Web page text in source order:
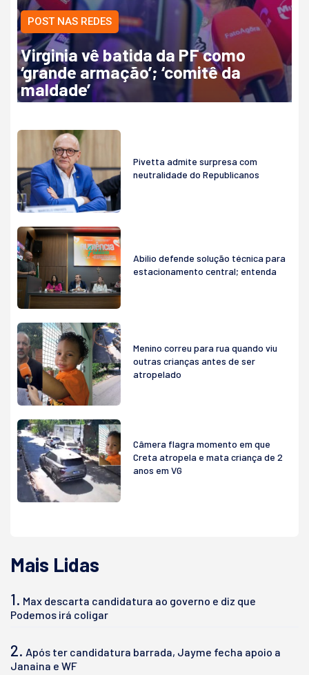
POST NAS REDES
Virginia vê batida da PF como
‘grande armação’; ‘comitê da
maldade’
Pivetta admite surpresa com
neutralidade do Republicanos
Abilio defende solução técnica para
estacionamento central; entenda
Menino correu para rua quando viu
outras crianças antes de ser
atropelado
Câmera flagra momento em que
Creta atropela e mata criança de 2
anos em VG
Mais Lidas
1. Max descarta candidatura ao governo e diz que
Podemos irá coligar
2. Após ter candidatura barrada, Jayme fecha apoio a
Janaina e WF